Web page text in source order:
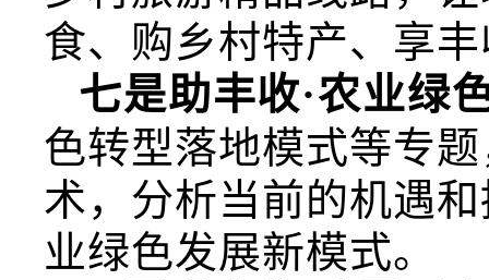
食、购乡村特产、享
七是助丰收·农业绿
色转型落地模式等专
术，分析当前的机遇
业绿色发展新模式。